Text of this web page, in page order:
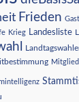
Frieden
Krieg Landesliste